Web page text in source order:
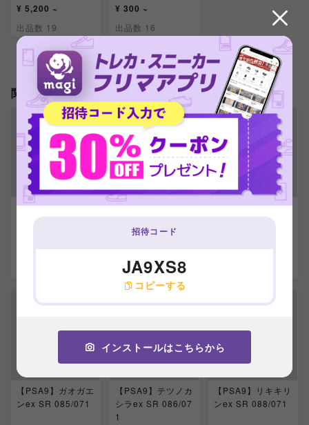
¥ 5,200 ~
出品数 19
¥ 300 ~
出品数 16
関連製品
【PSA9】ベロリン
ガ AR 082/071
【PSA9】ジジーロ
ン AR 083/071
-
出品数 0
【PSA9】テツノイ
サハex SR 084/07
-
【PSA9】ガオガエ
ンex SR 085/071
【PSA9】テツノカ
シラex SR 086/07
1
【PSA9】リキキリ
ンex SR 088/071
招待コード
JA9XS8
コピーする
インストールはこちらから